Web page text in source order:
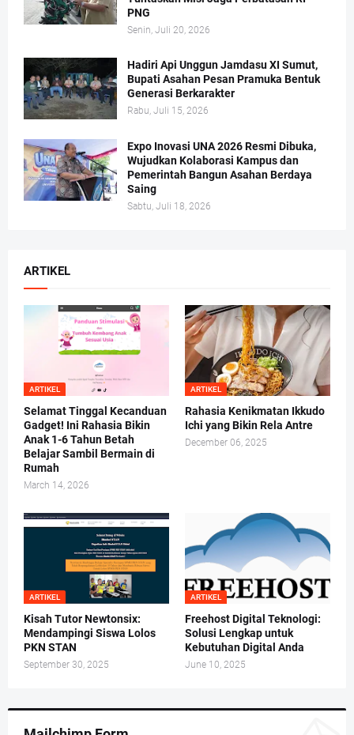
PNG
Senin, Juli 20, 2026
Hadiri Api Unggun Jamdasu XI Sumut,
Bupati Asahan Pesan Pramuka Bentuk
Generasi Berkarakter
Rabu, Juli 15, 2026
Expo Inovasi UNA 2026 Resmi Dibuka,
Wujudkan Kolaborasi Kampus dan
Pemerintah Bangun Asahan Berdaya
Saing
Sabtu, Juli 18, 2026
ARTIKEL
ARTIKEL
Selamat Tinggal Kecanduan
Gadget! Ini Rahasia Bikin
Anak 1-6 Tahun Betah
Belajar Sambil Bermain di
Rumah
March 14, 2026
ARTIKEL
Rahasia Kenikmatan Ikkudo
Ichi yang Bikin Rela Antre
December 06, 2025
ARTIKEL
Kisah Tutor Newtonsix:
Mendampingi Siswa Lolos
PKN STAN
September 30, 2025
ARTIKEL
Freehost Digital Teknologi:
Solusi Lengkap untuk
Kebutuhan Digital Anda
June 10, 2025